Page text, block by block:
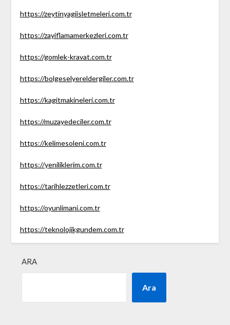
https://zeytinyagiisletmeleri.com.tr
https://zayiflamamerkezleri.com.tr
https://gomlek-kravat.com.tr
https://bolgeselyereldergiler.com.tr
https://kagitmakineleri.com.tr
https://muzayedeciler.com.tr
https://kelimesoleni.com.tr
https://yeniliklerim.com.tr
https://tarihlezzetleri.com.tr
https://oyunlimani.com.tr
https://teknolojikgundem.com.tr
ARA
Ara